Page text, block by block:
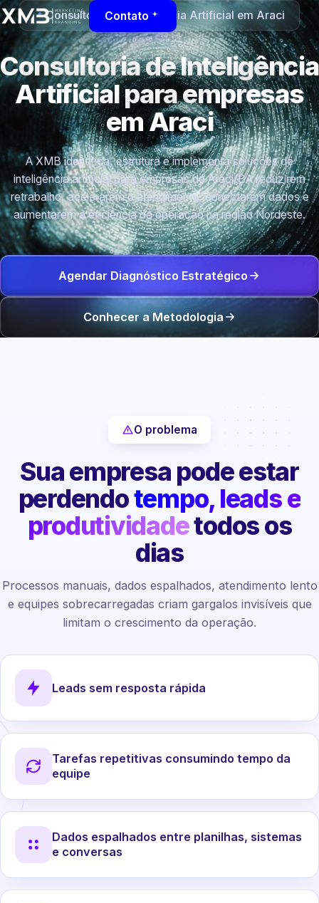
Contato
Consultoria de Inteligência Artificial em Araci
Consultoria de Inteligência
Artificial para empresas
em Araci
A XMB identifica, estrutura e implementa soluções de
inteligência artificial para empresas de Araci/BA reduzirem
retrabalho, acelerarem o atendimento, conectarem dados e
aumentarem a eficiência da operação na região Nordeste.
Agendar Diagnóstico Estratégico
Conhecer a Metodologia
O problema
Sua empresa pode estar
perdendotempo, leads e
produtividadetodos os
dias
Processos manuais, dados espalhados, atendimento lento
e equipes sobrecarregadas criam gargalos invisíveis que
limitam o crescimento da operação.
Leads sem resposta rápida
Tarefas repetitivas consumindo tempo da
equipe
Dados espalhados entre planilhas, sistemas
e conversas